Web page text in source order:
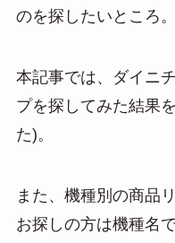
のを探したいところ。
本記事では、ダイニ
プを探してみた結果
た)。
また、機種別の商品
お探しの方は機種名